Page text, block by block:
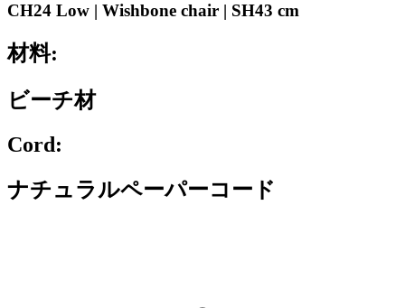
CH24 Low | Wishbone chair | SH43 cm
材料:
ビーチ材
Cord:
ナチュラルペーパーコード